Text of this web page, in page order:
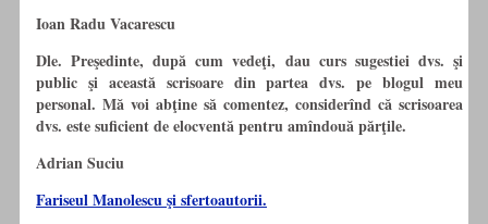
Ioan Radu Vacarescu
Dle. Preşedinte, după cum vedeţi, dau curs sugestiei dvs. şi
public şi această scrisoare din partea dvs. pe blogul meu
personal. Mă voi abţine să comentez, considerînd că scrisoarea
dvs. este suficient de elocventă pentru amîndouă părţile.
Adrian Suciu
Fariseul Manolescu şi sfertoautorii.